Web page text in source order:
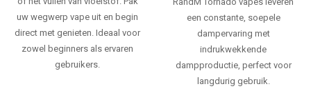
uw wegwerp vape uit en begin
direct met genieten. Ideaal voor
zowel beginners als ervaren
gebruikers.
een constante, soepele
dampervaring met
indrukwekkende
dampproductie, perfect voor
langdurig gebruik.